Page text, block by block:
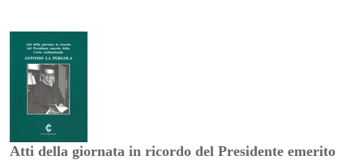
Atti della giornata in ricordo del Presidente emerito